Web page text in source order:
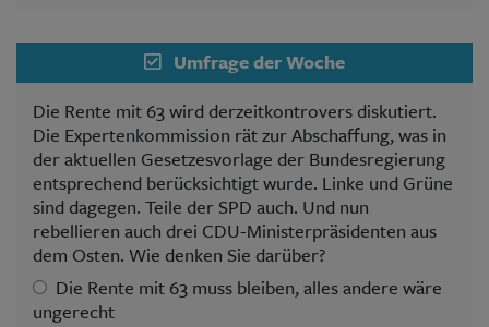
Umfrage der Woche
Die Rente mit 63 wird derzeitkontrovers diskutiert.
Die Expertenkommission rät zur Abschaffung, was in
der aktuellen Gesetzesvorlage der Bundesregierung
entsprechend berücksichtigt wurde. Linke und Grüne
sind dagegen. Teile der SPD auch. Und nun
rebellieren auch drei CDU-Ministerpräsidenten aus
dem Osten. Wie denken Sie darüber?
Die Rente mit 63 muss bleiben, alles andere wäre
ungerecht